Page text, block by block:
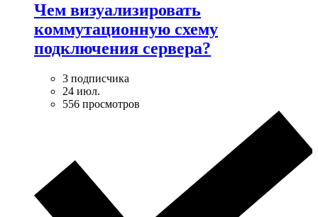
Чем визуализировать
коммутационную схему
подключения сервера?
3 подписчика
24 июл.
556 просмотров